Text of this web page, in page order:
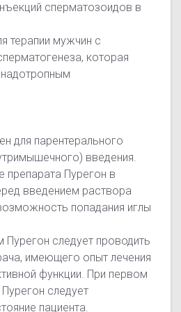
сперматозоидов в
терапии мужчин с
которая
для парентерального
введения.
препарата Пурегон в
введением раствора
попадания иглы
следует проводить
имеющего опыт лечения
функции. При первом
следует
пациента.